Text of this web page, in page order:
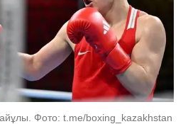
Фото: t.me/boxing_kazakhstan